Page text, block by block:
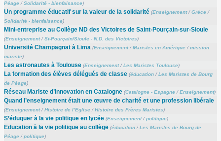
Péage/Solidarité - bienfaisance)
Un programme éducatif sur la valeur de la solidarité (Enseignement/Grèce/
Solidarité - bienfaisance)
Mini-entreprise au Collège ND des Victoires de Saint-Pourçain-sur-Sioule
(Enseignement/St-Pourçain/Sioule - N.D. des Victoires)
Université Champagnat à Lima (Enseignement/Maristes en Amérique/mission
mariste)
Les astronautes à Toulouse (Enseignement/Les Maristes Toulouse)
La formation des élèves délégués de classe (éducation/Les Maristes de Bourg
de Péage)
Réseau Mariste d’Innovation en Catalogne (Catalogne - Espagne/Enseignement)
Quand l’enseignement était une œuvre de charité et une profession libérale
(Enseignement/Histoire de l’Eglise/Histoire des Frères Maristes)
S’éduquer à la vie politique en lycée (Enseignement/politique)
Education à la vie politique au collège (éducation/Les Maristes de Bourg de
Péage/politique)